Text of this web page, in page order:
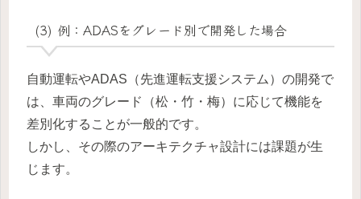
(3) 例：ADASをグレード別で開発した場合
自動運転やADAS（先進運転支援システム）の開発で
は、車両のグレード（松・竹・梅）に応じて機能を
差別化することが一般的です。
しかし、その際のアーキテクチャ設計には課題が生
じます。